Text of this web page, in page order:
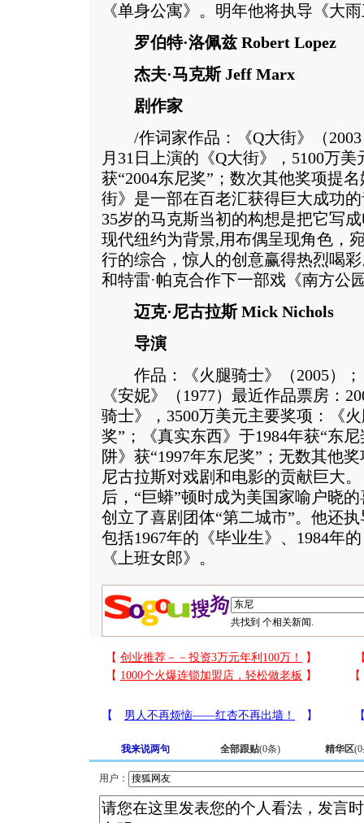
《单身公寓》。明年他将执导《大
罗伯特·洛佩兹 Robert Lopez
杰夫·马克斯 Jeff Marx
剧作家
/作词家作品：《Q大街》（2003
月31日上演的《Q大街》，5100万
获“2004东尼奖”；数次其他奖项提
街》是一部在百老汇获得巨大成功
35岁的马克斯当初的构想是把它写
现代纽约为背景,用布偶呈现角色，
行的综合，惊人的创意赢得热烈喝
和特雷·帕克合作下一部戏《南方公
迈克·尼古拉斯 Mick Nichols
导演
作品：《火腿骑士》（2005）；
《安妮》（1977）最近作品票房：
骑士》，3500万美元主要奖项：《
奖”；《真实东西》于1984年获“东
阱》获“1997年东尼奖”；无数其他
尼古拉斯对戏剧和电影的贡献巨大
后，“巨蟒”顿时成为美国家喻户晓
创立了喜剧团体“第二城市”。他还
包括1967年的《毕业生》、1984年
《上班女郎》。
共找到 个相关新闻.
我来说两句 全部跟贴(0条) 精华区(0
用户：